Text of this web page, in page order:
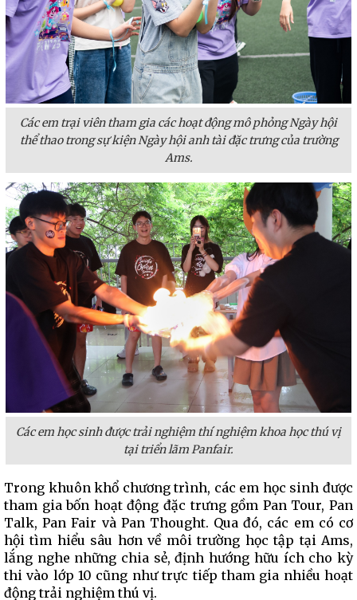
Các em trại viên tham gia các hoạt động mô phỏng Ngày hội
thể thao trong sự kiện Ngày hội anh tài đặc trưng của trường
Ams.
Các em học sinh được trải nghiệm thí nghiệm khoa học thú vị
tại triển lãm Panfair.
Trong khuôn khổ chương trình, các em học sinh được
tham gia bốn hoạt động đặc trưng gồm Pan Tour, Pan
Talk, Pan Fair và Pan Thought. Qua đó, các em có cơ
hội tìm hiểu sâu hơn về môi trường học tập tại Ams,
lắng nghe những chia sẻ, định hướng hữu ích cho kỳ
thi vào lớp 10 cũng như trực tiếp tham gia nhiều hoạt
động trải nghiệm thú vị.